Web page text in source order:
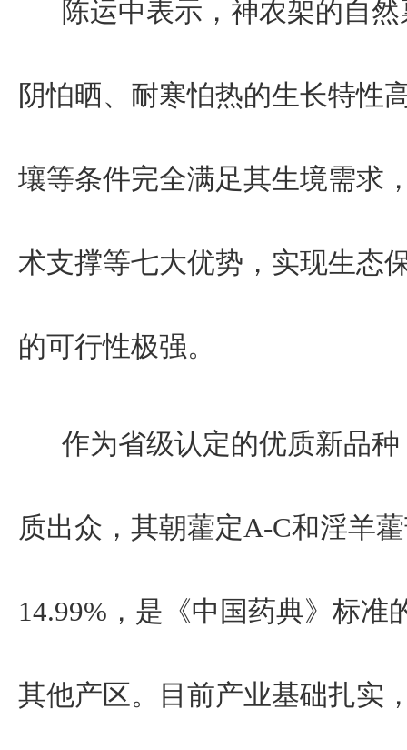
陈运中表示，神农架的自
阴怕晒、耐寒怕热的生长特性
壤等条件完全满足其生境需求
术支撑等七大优势，实现生态
的可行性极强。
作为省级认定的优质新品种
质出众，其朝藿定A-C和淫羊
14.99%，是《中国药典》标准
其他产区。目前产业基础扎实